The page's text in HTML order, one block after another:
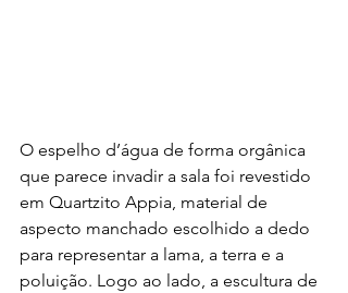
O espelho d’água de forma orgânica
que parece invadir a sala foi revestido
em Quartzito Appia, material de
aspecto manchado escolhido a dedo
para representar a lama, a terra e a
poluição. Logo ao lado, a escultura de